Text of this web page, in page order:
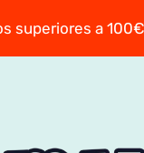
superiores a